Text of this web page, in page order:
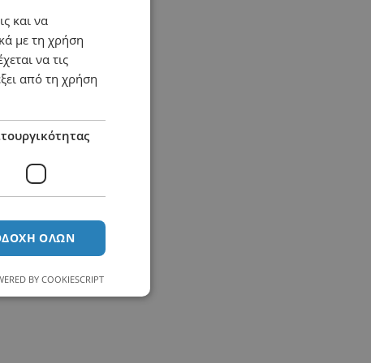
και να
με τη χρήση
να τις
από τη χρήση
ΌΛΩΝ
BY COOKIESCRIPT